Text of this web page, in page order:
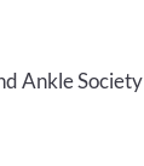
Ankle Society